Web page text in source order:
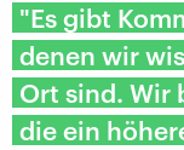
"Es gibt
denen wir
Ort sind. Wir
die ein